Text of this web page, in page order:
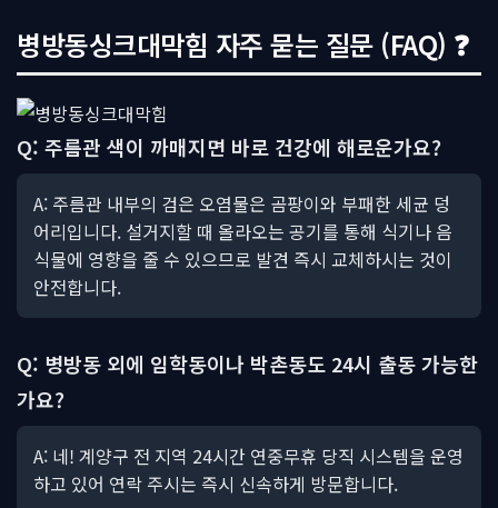
병방동싱크대막힘 자주 묻는 질문 (FAQ) ❓
Q: 주름관 색이 까매지면 바로 건강에 해로운가요?
A: 주름관 내부의 검은 오염물은 곰팡이와 부패한 세균 덩
어리입니다. 설거지할 때 올라오는 공기를 통해 식기나 음
식물에 영향을 줄 수 있으므로 발견 즉시 교체하시는 것이
안전합니다.
Q: 병방동 외에 임학동이나 박촌동도 24시 출동 가능한
가요?
A: 네! 계양구 전 지역 24시간 연중무휴 당직 시스템을 운영
하고 있어 연락 주시는 즉시 신속하게 방문합니다.